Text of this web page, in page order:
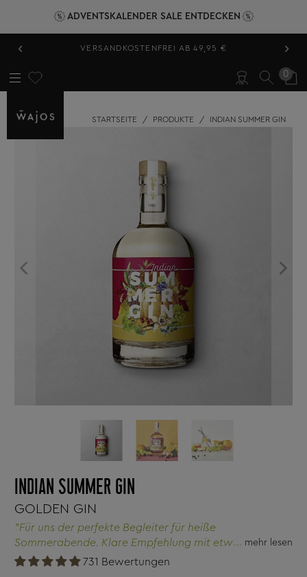
ADVENTSKALENDER SALE ENTDECKEN
‹ VERSANDKOSTENFREI AB 49,95 € ›
0
STARTSEITE / PRODUKTE / INDIAN SUMMER GIN
INDIAN SUMMER GIN
GOLDEN GIN
"Für uns der perfekte Begleiter für heiße
Sommerabende. Klare Empfehlung mit etwas frischem
Basilikum und einer Scheibe Zitrone!"
mehr lesen
731 Bewertungen